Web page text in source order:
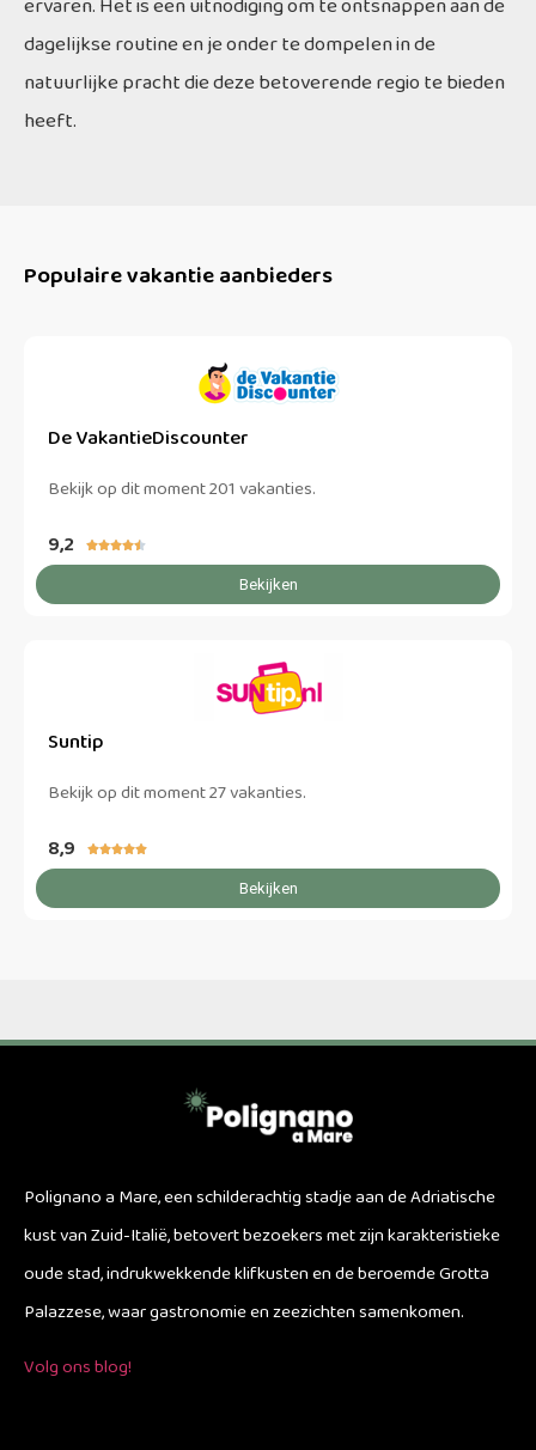
ervaren. Het is een uitnodiging om te ontsnappen aan de
dagelijkse routine en je onder te dompelen in de
natuurlijke pracht die deze betoverende regio te bieden
heeft.
Populaire vakantie aanbieders
De VakantieDiscounter
Bekijk op dit moment 201 vakanties.
9,2 
Bekijken
Suntip
Bekijk op dit moment 27 vakanties.
8,9 
Bekijken
Polignano a Mare, een schilderachtig stadje aan de Adriatische
kust van Zuid-Italië, betovert bezoekers met zijn karakteristieke
oude stad, indrukwekkende klifkusten en de beroemde Grotta
Palazzese, waar gastronomie en zeezichten samenkomen.
Volg ons blog!